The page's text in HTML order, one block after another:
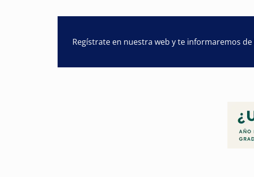
Regístrate en nuestra web y te informaremos